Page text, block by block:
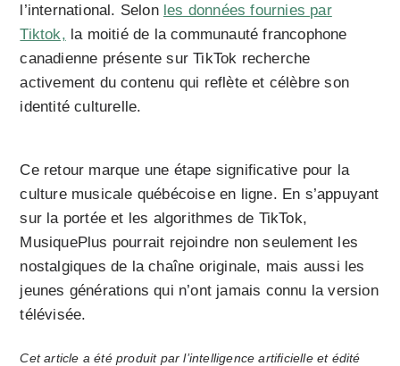
l’international. Selon les données fournies par
Tiktok, la moitié de la communauté francophone
canadienne présente sur TikTok recherche
activement du contenu qui reflète et célèbre son
identité culturelle.
Ce retour marque une étape significative pour la
culture musicale québécoise en ligne. En s’appuyant
sur la portée et les algorithmes de TikTok,
MusiquePlus pourrait rejoindre non seulement les
nostalgiques de la chaîne originale, mais aussi les
jeunes générations qui n’ont jamais connu la version
télévisée.
Cet article a été produit par l’intelligence artificielle et édité